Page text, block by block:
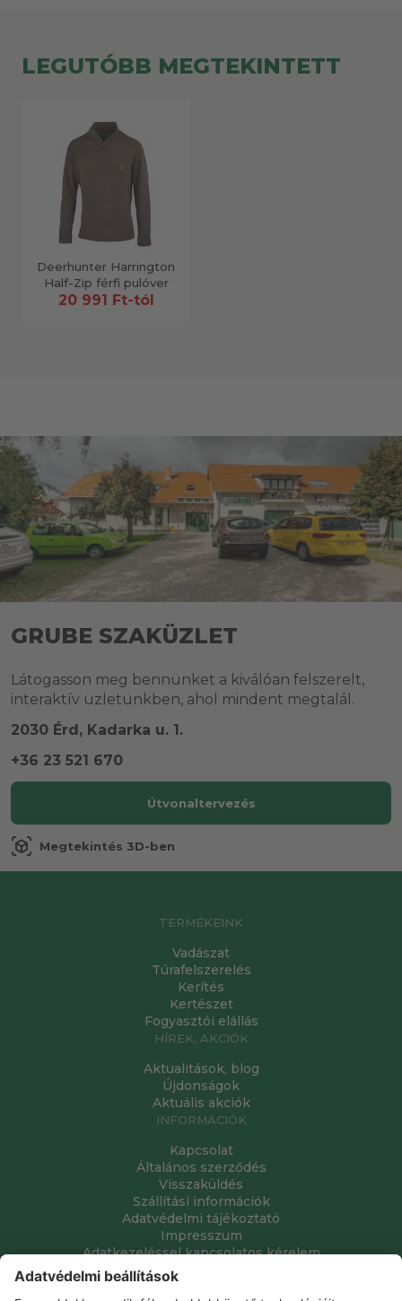
LEGUTÓBB MEGTEKINTETT
Deerhunter Harrington
Half-Zip férfi pulóver
20 991 Ft-tól
GRUBE SZAKÜZLET
Látogasson meg bennünket a kiválóan felszerelt,
interaktív üzletünkben, ahol mindent megtalál.
2030 Érd, Kadarka u. 1.
+36 23 521 670
Útvonaltervezés
view_in_ar Megtekintés 3D-ben
TERMÉKEINK
Vadászat
Túrafelszerelés
Kerítés
Kertészet
Fogyasztói elállás
HÍREK, AKCIÓK
Aktualitások, blog
Újdonságok
Aktuális akciók
INFORMÁCIÓK
Kapcsolat
Általános szerződés
Visszaküldés
Szállítási információk
Adatvédelmi tájékoztató
Impresszum
Adatkezeléssel kapcsolatos kérelem